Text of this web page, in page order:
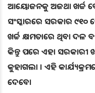
ଆୟୋଜନକୁ ଅଜଥା ଖର୍ଚ୍ଚ
ସଂସ୍କାରରେ ସରକାର ୯୧୦
ଖର୍ଚ୍ଚ କ୍ଷମତାରେ ଥିବା
କିନ୍ତୁ ପରେ ଏହା
କୁହାଗଲା । ଏହି
ଦେବେ।